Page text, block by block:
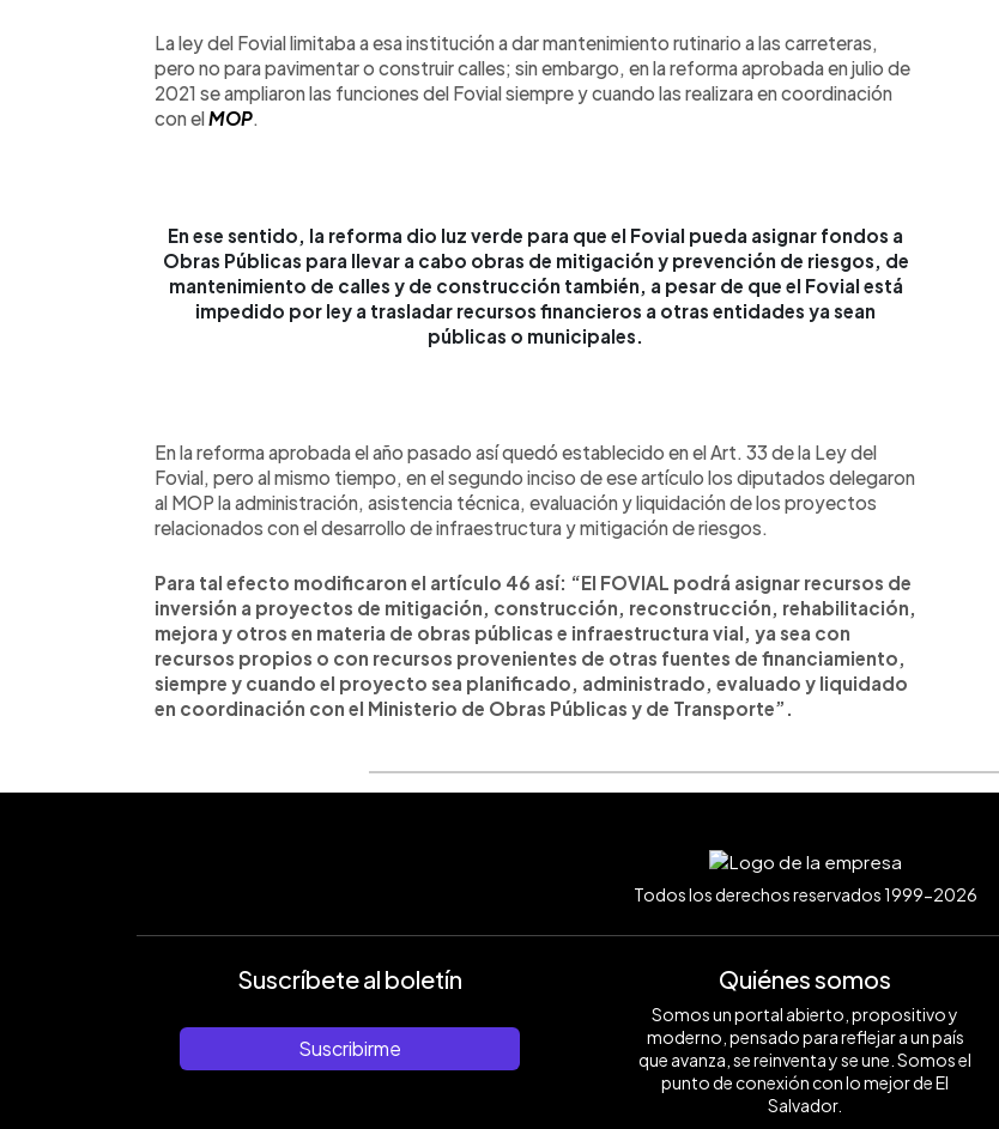
La ley del Fovial limitaba a esa institución a dar mantenimiento rutinario a las carreteras,
pero no para pavimentar o construir calles; sin embargo, en la reforma aprobada en julio de
2021 se ampliaron las funciones del Fovial siempre y cuando las realizara en coordinación
con elMOP.
En ese sentido, la reforma dio luz verde para que el Fovial pueda asignar fondos a
Obras Públicas para llevar a cabo obras de mitigación y prevención de riesgos, de
mantenimiento de calles y de construcción también, a pesar de que el Fovial está
impedido por ley a trasladar recursos financieros a otras entidades ya sean
públicas o municipales.
En la reforma aprobada el año pasado así quedó establecido en el Art. 33 de la Ley del
Fovial, pero al mismo tiempo, en el segundo inciso de ese artículo los diputados delegaron
al MOP la administración, asistencia técnica, evaluación y liquidación de los proyectos
relacionados con el desarrollo de infraestructura y mitigación de riesgos.
Para tal efecto modificaron el artículo 46 así: “El FOVIAL podrá asignar recursos de
inversión a proyectos de mitigación, construcción, reconstrucción, rehabilitación,
mejora y otros en materia de obras públicas e infraestructura vial, ya sea con
recursos propios o con recursos provenientes de otras fuentes de financiamiento,
siempre y cuando el proyecto sea planificado, administrado, evaluado y liquidado
en coordinación con el Ministerio de Obras Públicas y de Transporte”.
Todos los derechos reservados 1999-2026
Suscríbete al boletín
Suscribirme
Quiénes somos
Somos un portal abierto, propositivo y
moderno, pensado para reflejar a un país
que avanza, se reinventa y se une. Somos el
punto de conexión con lo mejor de El
Salvador.